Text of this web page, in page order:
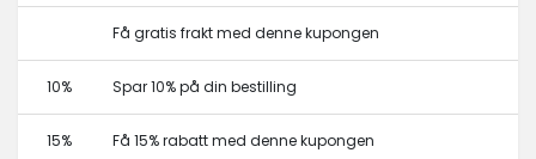
Få gratis frakt med denne kupongen
10% Spar 10% på din bestilling
15% Få 15% rabatt med denne kupongen